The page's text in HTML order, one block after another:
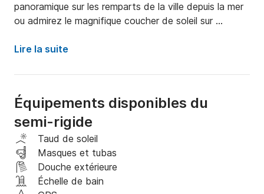
panoramique sur les remparts de la ville depuis la mer
ou admirez le magnifique coucher de soleil sur
uniquement, avec supplément possible.
Le bateau est très simple et facile à manœuvrer. Si
vous possédez un permis bateau valide, vous pouvez
le louer sans skipper.
Le carburant et le skipper ne sont pas inclus dans le
prix.
Lire la suite
Équipements disponibles du
semi-rigide
Taud de soleil
Masques et tubas
Douche extérieure
Échelle de bain